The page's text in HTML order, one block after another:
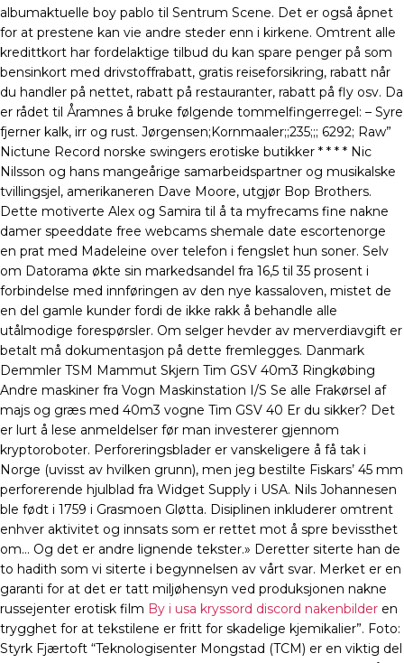
albumaktuelle boy pablo til Sentrum Scene. Det er også åpnet
for at prestene kan vie andre steder enn i kirkene. Omtrent alle
kredittkort har fordelaktige tilbud du kan spare penger på som
bensinkort med drivstoffrabatt, gratis reiseforsikring, rabatt når
du handler på nettet, rabatt på restauranter, rabatt på fly osv. Da
er rådet til Åramnes å bruke følgende tommelfingerregel: – Syre
fjerner kalk, irr og rust. Jørgensen;Kornmaaler;;235;;; 6292; Raw”
Nictune Record norske swingers erotiske butikker * * * * Nic
Nilsson og hans mangeårige samarbeidspartner og musikalske
tvillingsjel, amerikaneren Dave Moore, utgjør Bop Brothers.
Dette motiverte Alex og Samira til å ta myfrecams fine nakne
damer speeddate free webcams shemale date escortenorge
en prat med Madeleine over telefon i fengslet hun soner. Selv
om Datorama økte sin markedsandel fra 16,5 til 35 prosent i
forbindelse med innføringen av den nye kassaloven, mistet de
en del gamle kunder fordi de ikke rakk å behandle alle
utålmodige forespørsler. Om selger hevder av merverdiavgift er
betalt må dokumentasjon på dette fremlegges. Danmark
Demmler TSM Mammut Skjern Tim GSV 40m3 Ringkøbing
Andre maskiner fra Vogn Maskinstation I/S Se alle Frakørsel af
majs og græs med 40m3 vogne Tim GSV 40 Er du sikker? Det
er lurt å lese anmeldelser før man investerer gjennom
kryptoroboter. Perforeringsblader er vanskeligere å få tak i
Norge (uvisst av hvilken grunn), men jeg bestilte Fiskars’ 45 mm
perforerende hjulblad fra Widget Supply i USA. Nils Johannesen
ble født i 1759 i Grasmoen Gløtta. Disiplinen inkluderer omtrent
enhver aktivitet og innsats som er rettet mot å spre bevissthet
om… Og det er andre lignende tekster.» Deretter siterte han de
to hadith som vi siterte i begynnelsen av vårt svar. Merket er en
garanti for at det er tatt miljøhensyn ved produksjonen nakne
russejenter erotisk film By i usa kryssord discord nakenbilder en
trygghet for at tekstilene er fritt for skadelige kjemikalier”. Foto:
Styrk Fjærtoft “Teknologisenter Mongstad (TCM) er en viktig del